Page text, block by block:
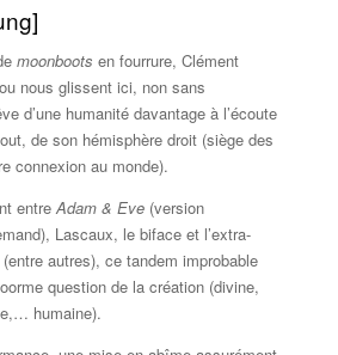
moonboots en fourrure, Clément
nous glissent ici, non sans
d’une humanité davantage à l’écoute
de son hémisphère droit (siège des
connexion au monde).
entreAdam & Eve(version
Lascaux, le biface et l’extra-
autres), ce tandem improbable
question de la création (divine,
humaine).